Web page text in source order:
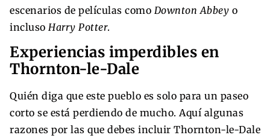
escenarios de películas como Downton Abbey o
incluso Harry Potter.
Experiencias imperdibles en
Thornton-le-Dale
Quién diga que este pueblo es solo para un paseo
corto se está perdiendo de mucho. Aquí algunas
razones por las que debes incluir Thornton-le-Dale